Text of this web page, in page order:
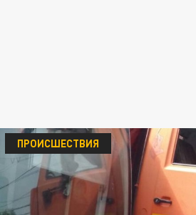
ПРОИСШЕСТВИЯ